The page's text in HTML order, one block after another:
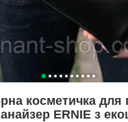
косметичка
ERNIE з